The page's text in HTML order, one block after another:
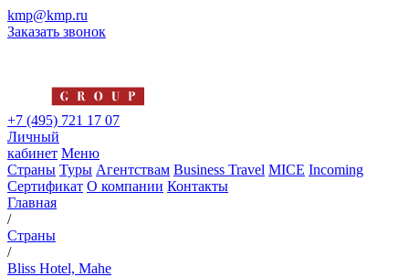
kmp@kmp.ru
Заказать звонок
+7 (495) 721 17 07
Личный
кабинет Меню
Страны Туры Агентствам Business Travel MICE Incoming
Сертификат О компании Контакты
Главная
/
Страны
/
Bliss Hotel, Mahe